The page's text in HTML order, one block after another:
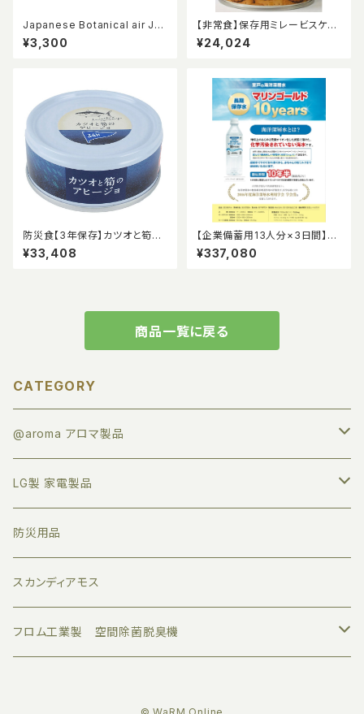
Japanese Botanical air JB
03 高野槇 10ml
¥3,300
【非常食】保存用ミレービスケッ
ト 【100g x 12缶入/箱】4箱（48
缶） 5年保存食 ノンフライ 牛乳・
グッズ セット
¥24,024
防災食【3年保存】カツオと筍の
アヒージョ48缶入り
¥33,408
【企業備蓄用13人分×3日間】10
年保存水、5年保存おにぎりセッ
ト
¥337,080
商品一覧に戻る
CATEGORY
@aroma アロマ製品
アロマオイル
すべて
トライアルセット
業務用ディフューザー
家庭用ディフューザー
アロマグッズ
LG製 家電製品
プロジェクター
サウンドバー
モニター
防災用品
スカンディアモス
フロム工業製 空間除菌脱臭機